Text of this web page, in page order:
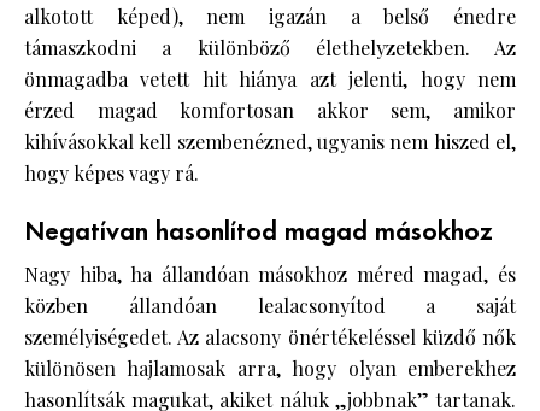
alkotott képed), nem igazán a belső énedre
támaszkodni a különböző élethelyzetekben. Az
önmagadba vetett hit hiánya azt jelenti, hogy nem
érzed magad komfortosan akkor sem, amikor
kihívásokkal kell szembenézned, ugyanis nem hiszed el,
hogy képes vagy rá.
Negatívan hasonlítod magad másokhoz
Nagy hiba, ha állandóan másokhoz méred magad, és
közben állandóan lealacsonyítod a saját
személyiségedet. Az alacsony önértékeléssel küzdő nők
különösen hajlamosak arra, hogy olyan emberekhez
hasonlítsák magukat, akiket náluk „jobbnak” tartanak.